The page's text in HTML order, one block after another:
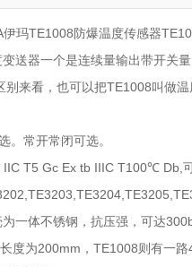
伊玛TE1008防爆温度传感器
送器一个是连续量输出带开关
别来看，也可以把TE1008叫做温
。常开常闭可选。
IIC T5 Gc Ex tb IIIC T100℃ Db,
为一体不锈钢，抗压强，可达
度为200mm ， TE1008则有一路